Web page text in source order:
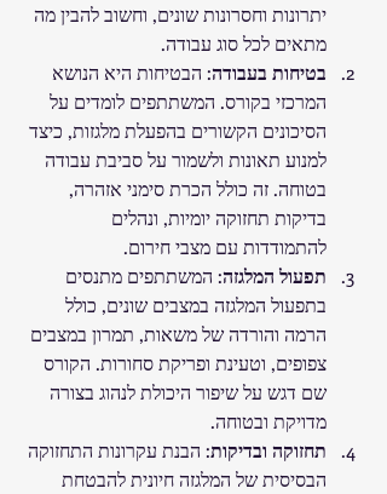
יתרונות וחסרונות שונים, וחשוב להבין מה
מתאים לכל סוג עבודה.
בטיחות בעבודה: הבטיחות היא הנושא
המרכזי בקורס. המשתתפים לומדים על
הסיכונים הקשורים בהפעלת מלגזות, כיצד
למנוע תאונות ולשמור על סביבת עבודה
בטוחה. זה כולל הכרת סימני אזהרה,
בדיקות תחזוקה יומיות, ונהלים
להתמודדות עם מצבי חירום.
תפעול המלגזה: המשתתפים מתנסים
בתפעול המלגזה במצבים שונים, כולל
הרמה והורדה של משאות, תמרון במצבים
צפופים, וטעינת ופריקת סחורות. הקורס
שם דגש על שיפור היכולת לנהוג בצורה
מדויקת ובטוחה.
תחזוקה ובדיקות: הבנת עקרונות התחזוקה
הבסיסית של המלגזה חיונית להבטחת